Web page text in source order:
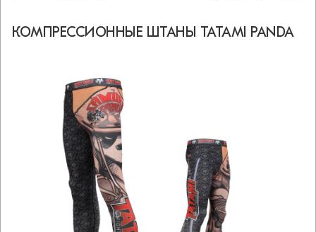
КОМПРЕССИОННЫЕ ШТАНЫ TATAMI PANDA